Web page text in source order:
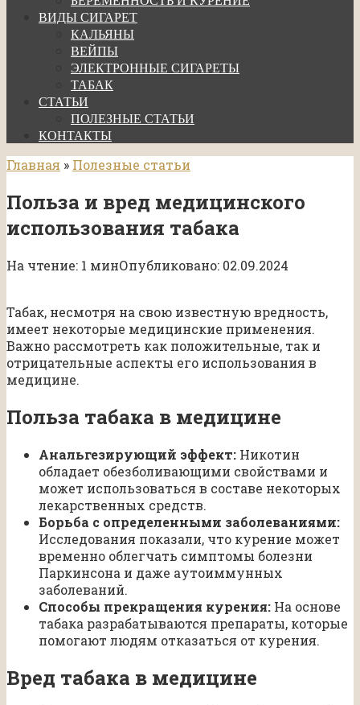
ВИДЫ СИГАРЕТ
КАЛЬЯНЫ
ВЕЙПЫ
ЭЛЕКТРОННЫЕ СИГАРЕТЫ
ТАБАК
СТАТЬИ
ПОЛЕЗНЫЕ СТАТЬИ
КОНТАКТЫ
Главная » Полезные статьи
Польза и вред медицинского
использования табака
На чтение: 1 минОпубликовано: 02.09.2024
Табак, несмотря на свою известную вредность,
имеет некоторые медицинские применения.
Важно рассмотреть как положительные, так и
отрицательные аспекты его использования в
медицине.
Польза табака в медицине
Анальгезирующий эффект: Никотин
обладает обезболивающими свойствами и
может использоваться в составе некоторых
лекарственных средств.
Борьба с определенными заболеваниями:
Исследования показали, что курение может
временно облегчать симптомы болезни
Паркинсона и даже аутоиммунных
заболеваний.
Способы прекращения курения: На основе
табака разрабатываются препараты, которые
помогают людям отказаться от курения.
Вред табака в медицине